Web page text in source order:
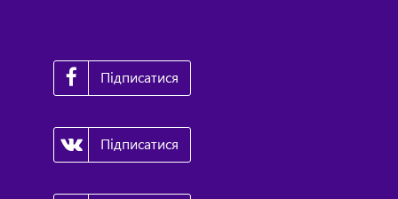
Підписатися
Підписатися